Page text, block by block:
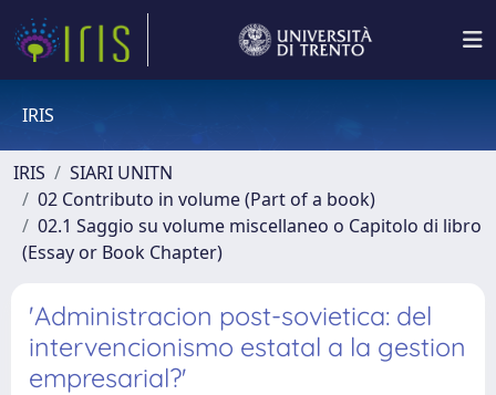
IRIS
IRIS
SIARI UNITN
02 Contributo in volume (Part of a book)
02.1 Saggio su volume miscellaneo o Capitolo di libro
(Essay or Book Chapter)
'Administracion post-sovietica: del
intervencionismo estatal a la gestion
empresarial?'